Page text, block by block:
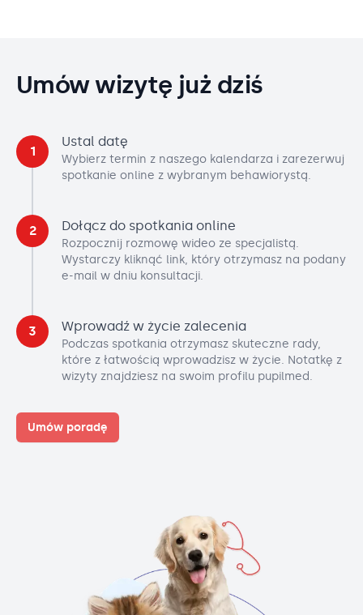
Umów wizytę już dziś
1
Ustal datę
Wybierz termin z naszego kalendarza i zarezerwuj
spotkanie online z wybranym behawiorystą.
2 Dołącz do spotkania online
Rozpocznij rozmowę wideo ze specjalistą.
Wystarczy kliknąć link, który otrzymasz na podany
e-mail w dniu konsultacji.
3 Wprowadź w życie zalecenia
Podczas spotkania otrzymasz skuteczne rady,
które z łatwością wprowadzisz w życie. Notatkę z
wizyty znajdziesz na swoim profilu pupilmed.
Umów poradę